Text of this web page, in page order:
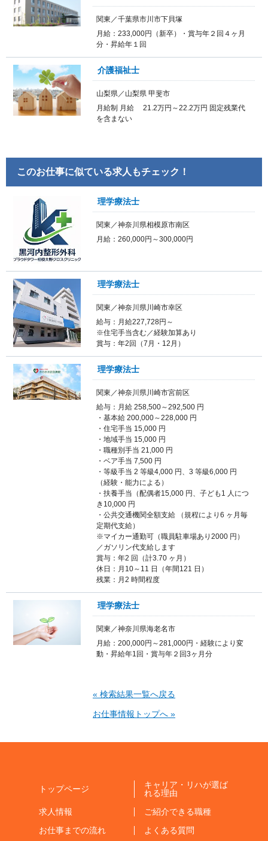
関東／千葉県市川市下貝塚
月給：233,000円（新卒）・賞与年２回４ヶ月
分・昇給年１回
介護福祉士
山梨県／山梨県 甲斐市
月給制 月給 21.2万円～22.2万円 固定残業代
を含まない
このお仕事に似ている求人もチェック！
理学療法士
関東／神奈川県相模原市南区
月給：260,000円～300,000円
理学療法士
関東／神奈川県川崎市幸区
給与：月給227,728円～
※住宅手当含む／経験加算あり
賞与：年2回（7月・12月）
理学療法士
関東／神奈川県川崎市宮前区
給与：月給 258,500～292,500 円
・基本給 200,000～228,000 円
・住宅手当 15,000 円
・地域手当 15,000 円
・職種別手当 21,000 円
・ベア手当 7,500 円
・等級手当 2 等級4,000 円、3 等級6,000 円
（経験・能力による）
・扶養手当（配偶者15,000 円、子ども1 人につ
き10,000 円
・公共交通機関全額支給 （規程により6 ヶ月毎
定期代支給）
※マイカー通勤可（職員駐車場あり2000 円）
／ガソリン代支給します
賞与：年2 回（計3.70 ヶ月）
休日：月10～11 日（年間121 日）
残業：月2 時間程度
理学療法士
関東／神奈川県海老名市
月給：200,000円～281,000円・経験により変
動・昇給年1回・賞与年２回3ヶ月分
« 検索結果一覧へ戻る
お仕事情報トップへ »
トップページ
キャリア・リハが選ば
れる理由
求人情報
ご紹介できる職種
お仕事までの流れ
よくある質問